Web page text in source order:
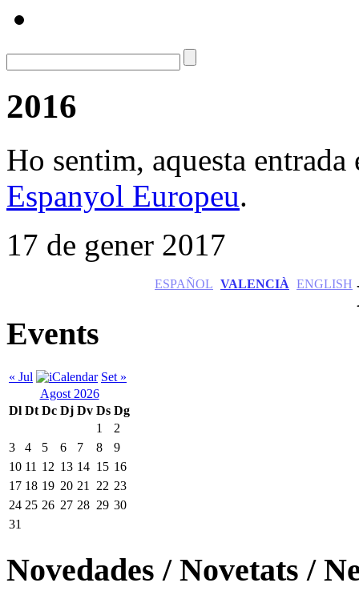
2016
Ho sentim, aquesta
Espanyol Europeu.
17 de gener 2017
ESPAÑOL VALENCIÀ ENGLISH
Events
« Jul
Set »
Agost 2026
Dl Dt Dc Dj Dv Ds Dg
1
2
3
4 5 6 7 8
9
10 11 12 13 14 15 16
17 18 19 20 21 22 23
24 25 26 27 28 29 30
31
Novedades / Novetats /